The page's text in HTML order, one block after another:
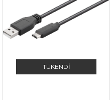
TÜKENDI